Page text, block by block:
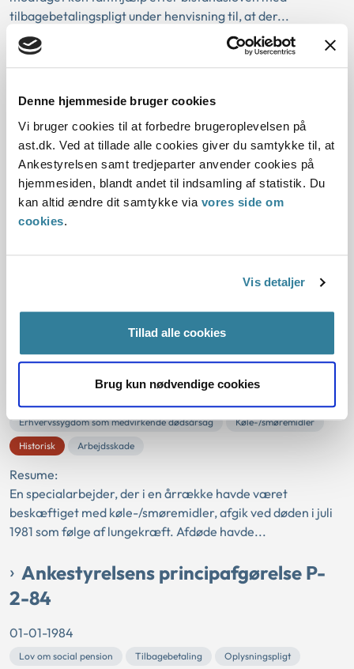
Denne hjemmeside bruger cookies
Vi bruger cookies til at forbedre brugeroplevelsen på
ast.dk. Ved at tillade alle cookies giver du samtykke til, at
Ankestyrelsen samt tredjeparter anvender cookies på
hjemmesiden, blandt andet til indsamling af statistik. Du
kan altid ændre dit samtykke via vores side om
cookies.
Vis detaljer
Tillad alle cookies
Brug kun nødvendige cookies
tilbagebetalingspligt under henvisning til, at der...
Ankestyrelsens principafgørelse O-
Aktivloven Børn
Hjælpeforanstaltninger
Bosiddende i udlandet
Historisk Kommunal
Resume:
En udlænding, bosiddende i udlandet, anmodede om
Ankestyrelsens principafgørelse U-
6-84
01-01-1984
Erhvervssygdom som medvirkende dødsårsag
Køle-/smøremidler
Historisk
Arbejdsskade
Resume:
En specialarbejder, der i en årrække havde været
beskæftiget med køle-/smøremidler, afgik ved døden i juli
1981 som følge af lungekræft. Afdøde havde...
Ankestyrelsens principafgørelse P-
2-84
01-01-1984
Lov om social pension Tilbagebetaling
Oplysningspligt